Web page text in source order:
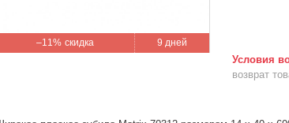
–11% 9 дней
возврат